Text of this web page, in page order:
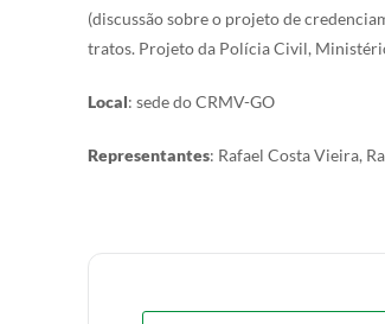
(discussão sobre o projeto de
tratos. Projeto da Polícia Civil,
Local: sede do CRMV-GO
Representantes: Rafael Costa Vieira,